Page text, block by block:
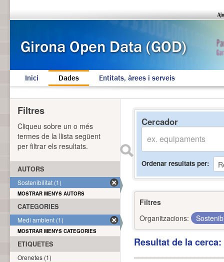
Inici Dades Entitats, àrees i serveis
Cercador
Ordenar resultats per
Filtres
Organitzacions:
Resultat de la
Filtres
Cliqueu sobre un o més
termes de la llista següent
per filtrar els resultats.
AUTORS
Sostenibilitat (1)
MOSTRAR MENYS AUTORS
CATEGORIES
Medi ambient (1)
MOSTRAR MENYS CATEGORIES
ETIQUETES
Orenetes (1)